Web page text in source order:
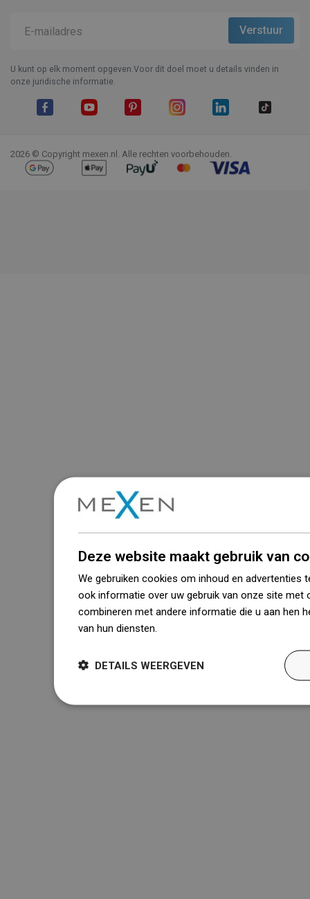
U kunt op elk moment opgeven.Voor dit doel moet u details vinden in
onze juridische informatie.
2026 © Copyright mexen.nl. Alle rechten voorbehouden.
Deze website maakt gebruik van
We gebruiken cookies om inhoud en advertenties
ook informatie over uw gebruik van onze site met
combineren met andere informatie die u aan hen
van hun diensten.
DETAILS WEERGEVEN